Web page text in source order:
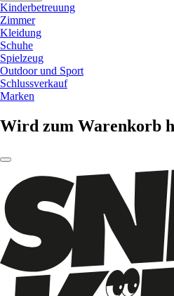
Kinderbetreuung
Zimmer
Kleidung
Schuhe
Spielzeug
Outdoor und Sport
Schlussverkauf
Marken
Wird zum Warenkorb